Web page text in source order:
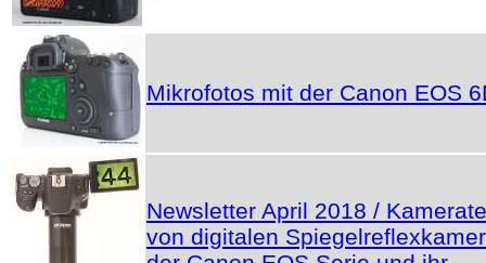
Mikrofotos mit der Canon EOS
Newsletter April 2018 /
von digitalen